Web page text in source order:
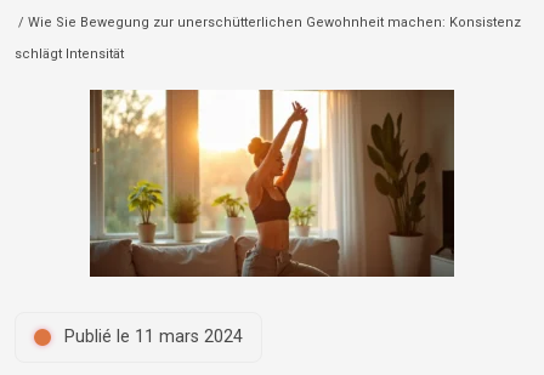
/ Wie Sie Bewegung zur unerschütterlichen Gewohnheit machen: Konsistenz
schlägt Intensität
Publié le 11 mars 2024